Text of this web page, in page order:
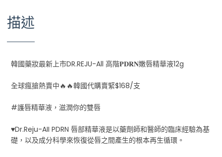
描述
韓國藥妝最新上市DR.REJU-All 高階𝐏𝐃𝐑𝐍嫩唇精華液12g
全球瘋搶熱賣中🔥🔥韓國代購賣緊$168/支
#護唇精華液，滋潤你的雙唇
♥Dr.Reju-AII PDRN 唇部精華液是以藥劑師和醫師的臨床經驗為基
礎，以及成分科學來恢復從唇之間產生的根本再生循環。